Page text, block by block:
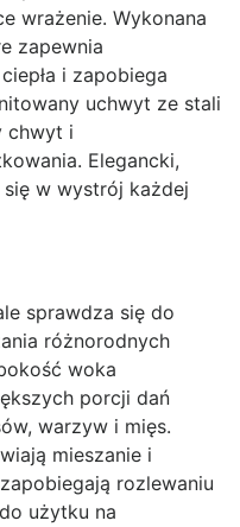
wrażenie. Wykonana
zapewnia
i zapobiega
uchwyt ze stali
chwyt i
Elegancki,
w wystrój każdej
sprawdza się do
różnorodnych
woka
porcji dań
warzyw i mięs.
mieszanie i
rozlewaniu
użytku na